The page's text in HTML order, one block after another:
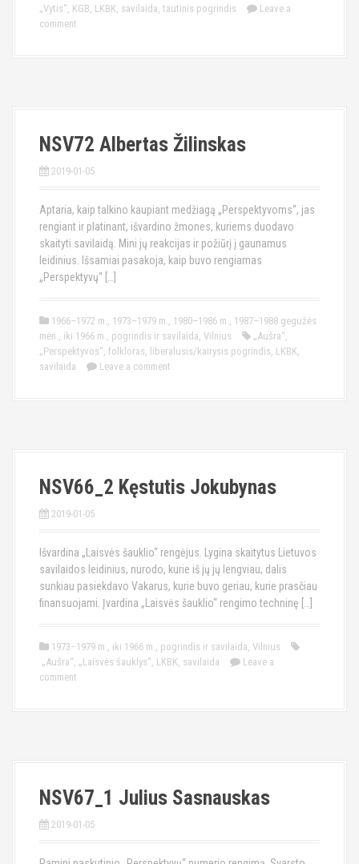
„Vytis“, KGB, LKBK, savilaida, tautinis pogrindis
Leave a
comment
NSV72 Albertas Žilinskas
2019-01-05
Aptaria, kaip talkino kaupiant medžiagą „Perspektyvoms“, jas
rengiant ir platinant, išvardino žmones, kuriems duodavo
skaityti savilaidą. Mini jų reakcijas ir požiūrį į gaunamus
leidinius. Išsamiai pasakoja, kaip buvo rengiamas
„Perspektyvų“ […]
1966–1972 m., 1973–1979 m., 1980–1986 m., 1987–1988 gegužės
mėn., iki 1966 m., pogrindis ir savilaida, Vilnius „Aušra“,
„Perspektyvos“, folkloras, liberalusis/kairysis pogrindis, LKBK,
savilaida
Leave a comment
NSV66_2 Kęstutis Jokubynas
2019-01-05
Išvardina „Laisvės šauklio“ rengėjus. Lygina skaitytus Lietuvos
savilaidos leidinius, nurodo, kurie iš jų jų lengviau, dalis
sunkiau pasiekdavo Vakarus, kurie buvo geriau, kurie prasčiau
finansuojami. Įvardina „Laisvės šauklio“ rengimo techninę […]
1973–1979 m., iki 1966 m., pogrindis ir savilaida, Vilnius
„Aušra“, „Laisvės šauklys“, LKBK, savilaida
Leave a
comment
NSV67_1 Julius Sasnauskas
2019-01-05